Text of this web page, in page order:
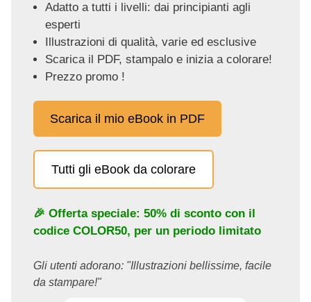
Adatto a tutti i livelli: dai principianti agli
esperti
Illustrazioni di qualità, varie ed esclusive
Scarica il PDF, stampalo e inizia a colorare!
Prezzo promo !
Scarica il mio eBook in PDF
Tutti gli eBook da colorare
🎉 Offerta speciale: 50% di sconto con il
codice COLOR50, per un periodo limitato
Gli utenti adorano: "Illustrazioni bellissime, facile
da stampare!"